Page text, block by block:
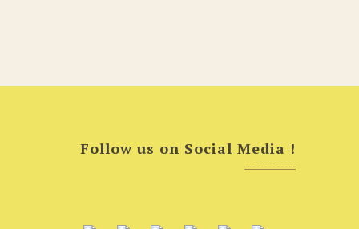
Follow us on Social Media !